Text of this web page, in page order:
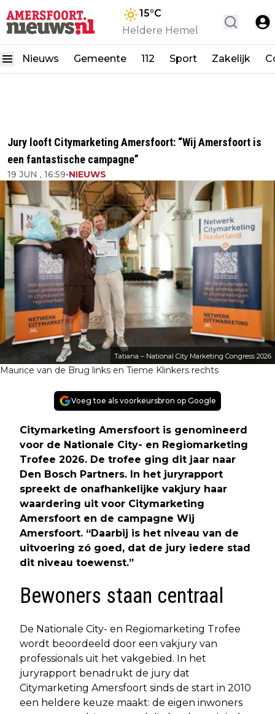
15°C
Heldere Hemel
Nieuws Gemeente 112 Sport Zakelijk
Jury looft Citymarketing Amersfoort: “Wij Amersfoort is
een fantastische campagne”
19 JUN , 16:59•NIEUWS
Tatiana – National City Marketing Congress 2026
Maurice van de Brug links en Tieme Klinkers rechts
Voeg toe als voorkeursbron op Google
Citymarketing Amersfoort is genomineerd
voor de Nationale City- en Regiomarketing
Trofee 2026. De trofee ging dit jaar naar
Den Bosch Partners. In het juryrapport
spreekt de onafhankelijke vakjury haar
waardering uit voor Citymarketing
Amersfoort en de campagne Wij
Amersfoort. “Daarbij is het niveau van de
uitvoering zó goed, dat de jury iedere stad
dit niveau toewenst.”
Bewoners staan centraal
De Nationale City- en Regiomarketing Trofee
wordt beoordeeld door een vakjury van
professionals uit het vakgebied. In het
juryrapport benadrukt de jury dat
Citymarketing Amersfoort sinds de start in 2010
een heldere keuze maakt: de eigen inwoners